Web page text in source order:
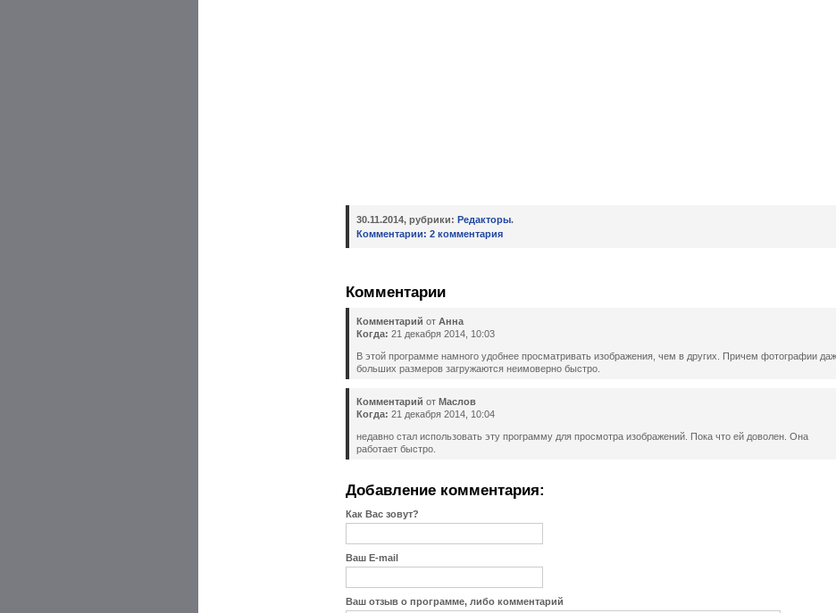
30.11.2014, рубрики: Редакторы.
Комментарии: 2 комментария
Комментарии
Комментарий от Анна
Когда: 21 декабря 2014, 10:03
В этой программе намного удобнее просматривать изображения, чем в других. Причем фотографии
больших размеров загружаются неимоверно быстро.
Комментарий от Маслов
Когда: 21 декабря 2014, 10:04
недавно стал использовать эту программу для просмотра изображений. Пока что ей доволен. Она
работает быстро.
Добавление комментария:
Как Вас зовут?
Ваш E-mail
Ваш отзыв о программе, либо комментарий